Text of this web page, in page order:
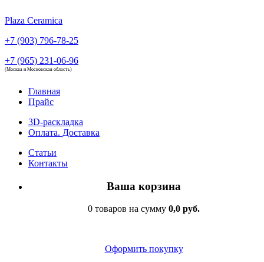
Plaza Ceramica
+7 (903) 796-78-25
+7 (965) 231-06-96
(Москва и Московская область)
Главная
Прайс
3D-раскладка
Оплата. Доставка
Статьи
Контакты
Ваша корзина
0 товаров на сумму 0,0 руб.
Оформить покупку